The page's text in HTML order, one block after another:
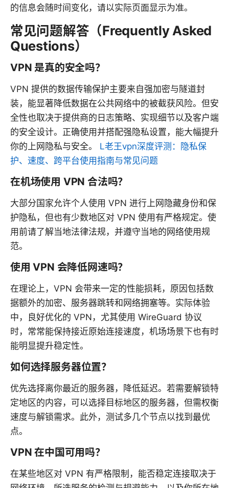
的信息会随时间变化，请以实际页面显示为准。
常见问题解答（Frequently Asked
Questions）
VPN 是真的安全吗？
VPN 提供的数据传输保护主要来自强加密与隧道封
装，能显著降低数据在公共网络中的被截获风险。但安
全性也取决于提供商的日志策略、实现细节以及客户端
的安全设计。正确使用并搭配强隐私设置，能大幅提升
你的上网隐私与安全。 L老王vpn深度评测：隐私保
护、速度、跨平台使用指南与常见问题
在机场使用 VPN 合法吗？
大部分国家允许个人使用 VPN 进行上网隐藏身份和保
护隐私，但也有少数地区对 VPN 使用有严格规定。使
用前请了解当地法律法规，并遵守当地的网络使用规
范。
使用 VPN 会降低网速吗？
在理论上，VPN 会带来一定的性能损耗，原因包括数
据额外的加密、服务器跳转和网络拥塞等。实际体验
中，良好优化的 VPN，尤其使用 WireGuard 协议
时，常常能保持接近原始连接速度，机场场景下也有时
能明显提升稳定性。
如何选择服务器位置？
优先选择离你最近的服务器，降低延迟。若需要解锁特
定地区的内容，可以选择目标地区的服务器，但需权衡
速度与解锁需求。此外，测试多几个节点以找到最优
点。
VPN 在中国可用吗？
在某些地区对 VPN 有严格限制，能否稳定连接取决于